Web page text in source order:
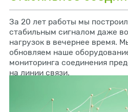
За 20 лет работы мы
стабильным сигналом даже
нагрузок в вечернее время.
обновляем наше
мониторинга соединения
на линии связи.